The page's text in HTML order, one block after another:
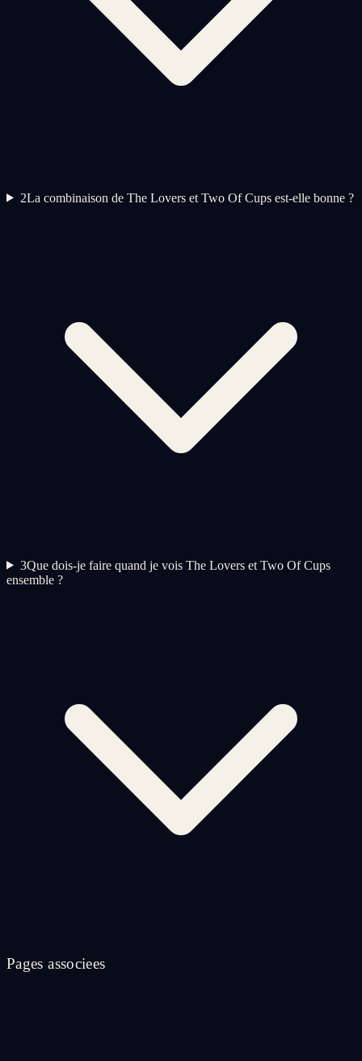
2La combinaison de The Lovers et Two Of Cups est-elle bonne ?
3Que dois-je faire quand je vois The Lovers et Two Of Cups
ensemble ?
Pages associees